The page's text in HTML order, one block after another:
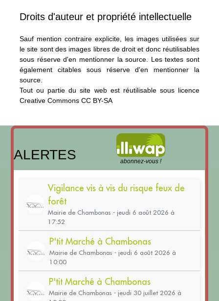
Droits d'auteur et propriété intellectuelle
Sauf mention contraire explicite, les images utilisées sur
le site sont des images libres de droit et donc réutilisables
sous réserve d'en mentionner la source. Les textes sont
également citables sous réserve d'en mentionner la
source.
Tout ou partie du site web est réutilisable sous licence
Creative Commons CC BY-SA
ALERTES abonnez-vous !